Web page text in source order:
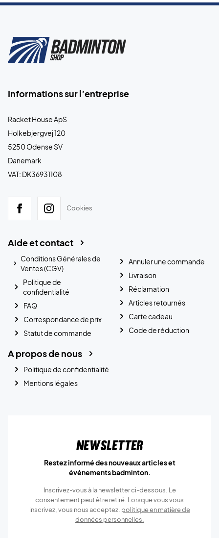
Informations sur l’entreprise
Racket House ApS
Holkebjergvej 120
5250 Odense SV
Danemark
VAT: DK36931108
Cookies
Aide et contact
Conditions Générales de
Ventes (CGV)
Politique de
confidentialité
FAQ
Correspondance de prix
Statut de commande
Annuler une commande
Livraison
Réclamation
Articles retournés
Carte cadeau
Code de réduction
A propos de nous
Politique de confidentialité
Mentions légales
Newsletter
Restez informé des nouveaux articles et
événements badminton.
Inscrivez-vous à la newsletter ci-dessous. Le
consentement peut être retiré. Lorsque vous vous
inscrivez, vous nous acceptez. politique en matière de
données personnelles.